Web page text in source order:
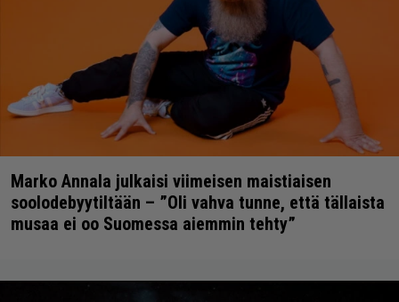
Marko Annala julkaisi viimeisen maistiaisen
soolodebyytiltään – ”Oli vahva tunne, että tällaista
musaa ei oo Suomessa aiemmin tehty”